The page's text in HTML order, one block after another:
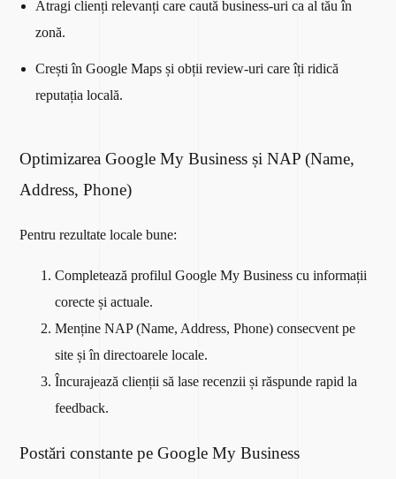
Atragi clienți relevanți care caută business-uri ca al tău în
zonă.
Crești în Google Maps și obții review-uri care îți ridică
reputația locală.
Optimizarea Google My Business și NAP (Name,
Address, Phone)
Pentru rezultate locale bune:
Completează profilul Google My Business cu informații
corecte și actuale.
Menține NAP (Name, Address, Phone) consecvent pe
site și în directoarele locale.
Încurajează clienții să lase recenzii și răspunde rapid la
feedback.
Postări constante pe Google My Business